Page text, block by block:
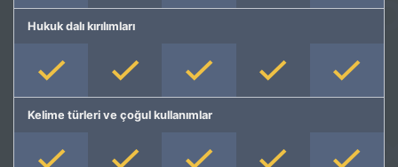
Hukuk dalı kırılımları
Kelime türleri ve çoğul kullanımlar